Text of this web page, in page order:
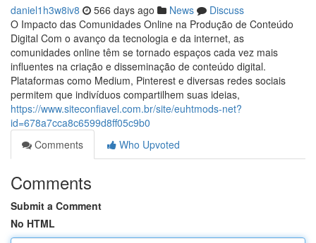
daniel1h3w8iv8 566 days ago News
Discuss
O Impacto das Comunidades Online na Produção de Conteúdo
Digital Com o avanço da tecnologia e da internet, as
comunidades online têm se tornado espaços cada vez mais
influentes na criação e disseminação de conteúdo digital.
Plataformas como Medium, Pinterest e diversas redes sociais
permitem que indivíduos compartilhem suas ideias,
https://www.siteconfiavel.com.br/site/euhtmods-net?
id=678a7cca8c6599d8ff05c9b0
Comments
Who Upvoted
Comments
Submit a Comment
No HTML